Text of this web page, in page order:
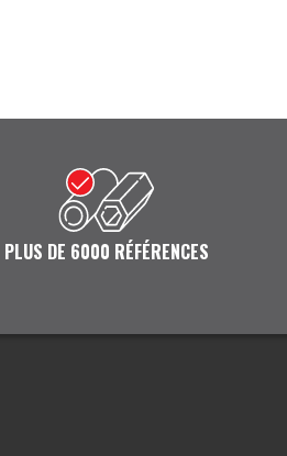
PLUS DE 6000 RÉFÉRENCES